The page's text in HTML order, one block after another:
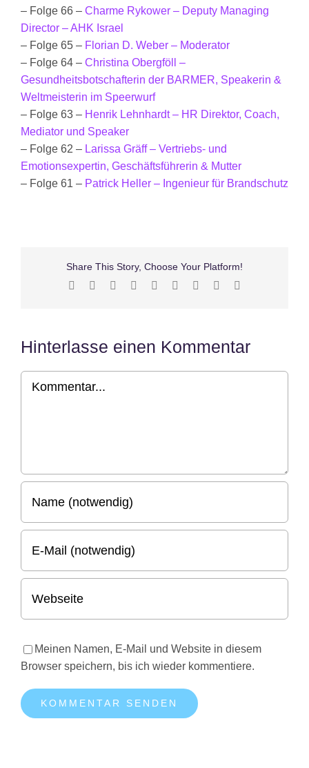
– Folge 66 – Charme Rykower – Deputy Managing
Director – AHK Israel
– Folge 65 – Florian D. Weber – Moderator
– Folge 64 – Christina Obergföll –
Gesundheitsbotschafterin der BARMER, Speakerin &
Weltmeisterin im Speerwurf
– Folge 63 – Henrik Lehnhardt – HR Direktor, Coach,
Mediator und Speaker
– Folge 62 – Larissa Gräff – Vertriebs- und
Emotionsexpertin, Geschäftsführerin & Mutter
– Folge 61 – Patrick Heller – Ingenieur für Brandschutz
Share This Story, Choose Your Platform!
Facebook Reddit LinkedInWhatsApp
TumblrPinterest
Hinterlasse einen Kommentar
Meinen Namen, E-Mail und Website in diesem
Browser speichern, bis ich wieder kommentiere.